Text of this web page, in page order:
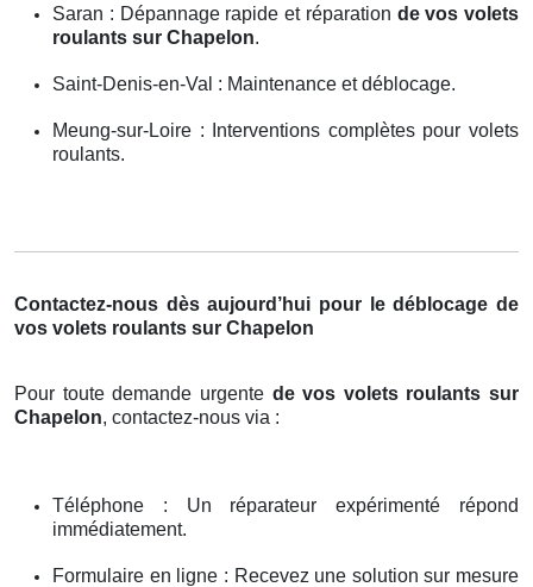
Saran : Dépannage rapide et réparation de vos volets
roulants sur Chapelon.
Saint-Denis-en-Val : Maintenance et déblocage.
Meung-sur-Loire : Interventions complètes pour volets
roulants.
Contactez-nous dès aujourd’hui pour le déblocage de
vos volets roulants sur Chapelon
Pour toute demande urgente de vos volets roulants sur
Chapelon, contactez-nous via :
Téléphone : Un réparateur expérimenté répond
immédiatement.
Formulaire en ligne : Recevez une solution sur mesure